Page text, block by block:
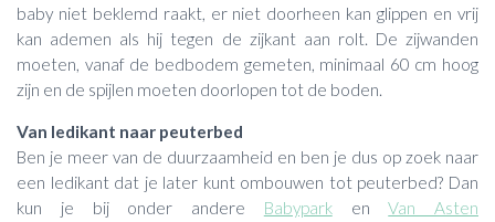
baby niet beklemd raakt, er niet doorheen kan glippen en vrij
kan ademen als hij tegen de zijkant aan rolt. De zijwanden
moeten, vanaf de bedbodem gemeten, minimaal 60 cm hoog
zijn en de spijlen moeten doorlopen tot de boden.
Van ledikant naar peuterbed
Ben je meer van de duurzaamheid en ben je dus op zoek naar
een ledikant dat je later kunt ombouwen tot peuterbed? Dan
kun je bij onder andere BabyparkenVan Asten